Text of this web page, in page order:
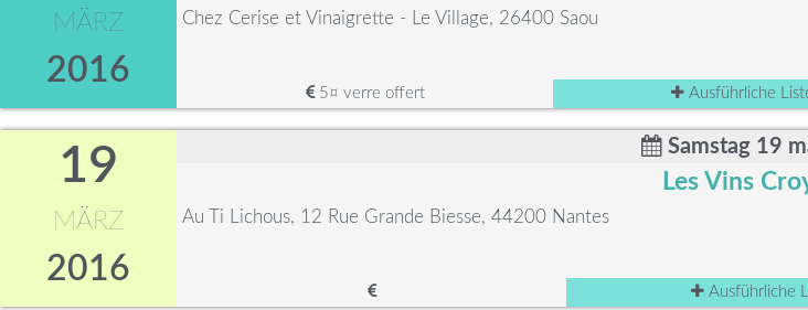
MÄRZ
2016
Chez Cerise et Vinaigrette - Le Village, 26400 Saou
5¤ verre offert Ausführliche
19
MÄRZ
2016
Samstag 19
Les Vins
Au Ti Lichous, 12 Rue Grande Biesse, 44200 Nantes
Ausführliche